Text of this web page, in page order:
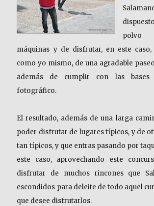
polvo
máquinas y de disfrutar, en este
como yo mismo, de una agradable
además de cumplir con las bases
fotográfico.
El resultado, además de una larga
poder disfrutar de lugares típicos, y de
tan típicos, y que entras pasando por
este caso, aprovechando este
disfrutar de muchos rincones que
escondidos para deleite de todo aquel
que desee disfrutarlos.